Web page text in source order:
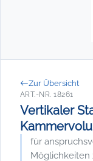
Zur Übersicht
ART.-NR. 18261
Vertikaler
für
Möglichkeiten